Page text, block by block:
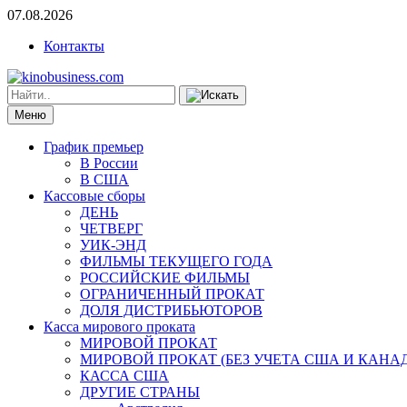
07.08.2026
Контакты
Меню
График премьер
В России
В США
Кассовые сборы
ДЕНЬ
ЧЕТВЕРГ
УИК-ЭНД
ФИЛЬМЫ ТЕКУЩЕГО ГОДА
РОССИЙСКИЕ ФИЛЬМЫ
ОГРАНИЧЕННЫЙ ПРОКАТ
ДОЛЯ ДИСТРИБЬЮТОРОВ
Касса мирового проката
МИРОВОЙ ПРОКАТ
МИРОВОЙ ПРОКАТ (БЕЗ УЧЕТА США И
КАССА США
ДРУГИЕ СТРАНЫ